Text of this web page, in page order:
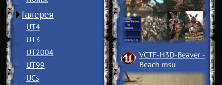
Галерея
UT4
UT3
UT2004
UT99
UCs
VCTF-H3D-Beaver ­
Beach msu